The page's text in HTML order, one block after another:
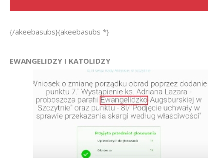
{/akeebasubs}{akeebasubs *}
EWANGELIDZY I KATOLIDZY